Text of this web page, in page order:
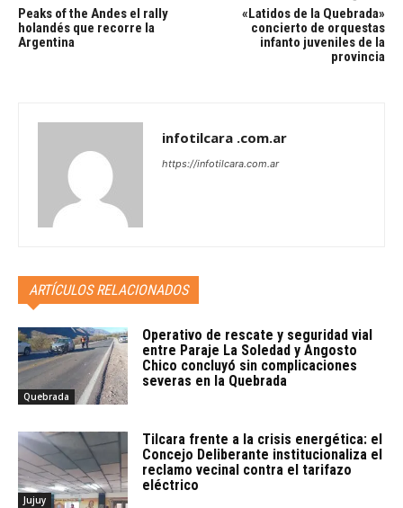
Peaks of the Andes el rally
holandés que recorre la
Argentina
«Latidos de la Quebrada»
concierto de orquestas
infanto juveniles de la
provincia
infotilcara .com.ar
https://infotilcara.com.ar
ARTÍCULOS RELACIONADOS
Quebrada
Operativo de rescate y seguridad vial
entre Paraje La Soledad y Angosto
Chico concluyó sin complicaciones
severas en la Quebrada
Jujuy
Tilcara frente a la crisis energética: el
Concejo Deliberante institucionaliza el
reclamo vecinal contra el tarifazo
eléctrico